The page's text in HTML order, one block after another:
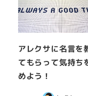
アレクサに名言を
てもらって気持ち
めよう！